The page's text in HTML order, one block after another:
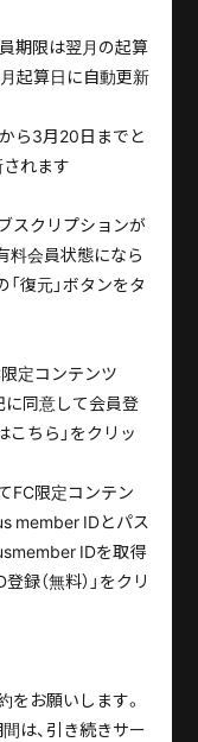
期限は翌月の起算
起算日に自動更新
ら3月20日までと
れます
スクリプションが
料会員状態になら
復元」ボタンをタ
定コンテンツ
に同意して会員登
ちら」をクリッ
FC限定コンテン
member IDとパス
IDを取得
録（無料）」をクリ
お願いします。
は、引き続きサー